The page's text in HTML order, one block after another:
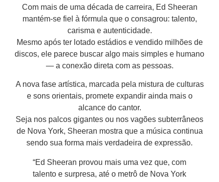
Com mais de uma década de carreira, Ed Sheeran
mantém-se fiel à fórmula que o consagrou: talento,
carisma e autenticidade.
Mesmo após ter lotado estádios e vendido milhões de
discos, ele parece buscar algo mais simples e humano
— a conexão direta com as pessoas.
A nova fase artística, marcada pela mistura de culturas
e sons orientais, promete expandir ainda mais o
alcance do cantor.
Seja nos palcos gigantes ou nos vagões subterrâneos
de Nova York, Sheeran mostra que a música continua
sendo sua forma mais verdadeira de expressão.
“Ed Sheeran provou mais uma vez que, com
talento e surpresa, até o metrô de Nova York